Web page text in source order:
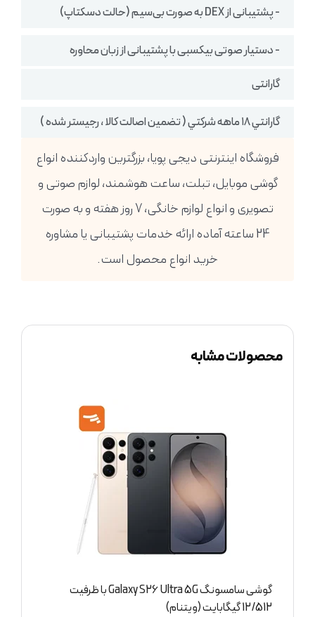
- پشتیبانی از DEX به صورت بی‌سیم (حالت دسکتاپ)
- دستیار صوتی بیکسبی با پشتیبانی از زبان محاوره
گارانتی
گارانتي ١٨ ماهه شركتي ( تضمين اصالت كالا ، رجيستر شده )
فروشگاه اینترنتی دیجی پویا، بزرگترین واردکننده انواع
گوشی موبایل، تبلت، ساعت هوشمند، لوازم صوتی و
تصویری و انواع لوازم خانگی، 7 روز هفته و به صورت
24 ساعته آماده ارائه خدمات پشتیبانی یا مشاوره
خرید انواع محصول است.
محصولات مشابه
گوشی سامسونگ Galaxy A27 5G با ظرفیت 8/256
گیگابایت (ویتنام)